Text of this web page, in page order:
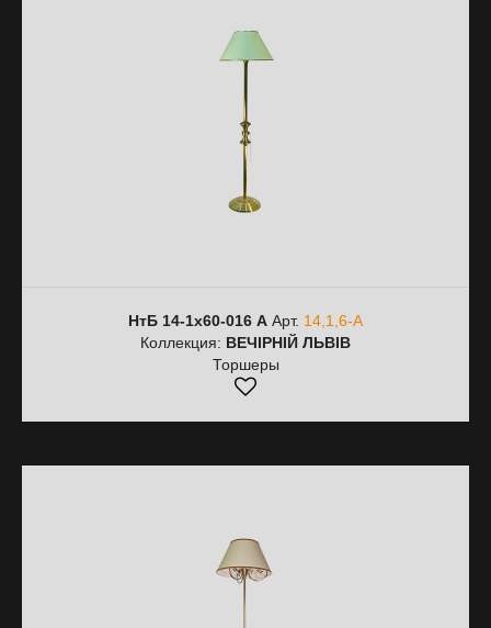
НтБ 14-1х60-016 А Арт. 14,1,6-А
Коллекция: ВЕЧІРНІЙ ЛЬВІВ
Торшеры